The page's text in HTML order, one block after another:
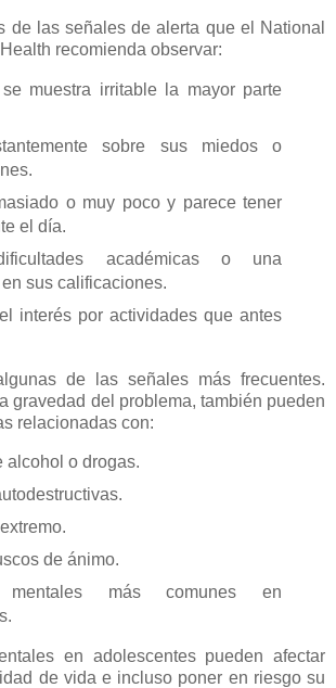
de las señales de alerta que el National
recomienda observar:
muestra irritable la mayor parte
sobre sus miedos o
o muy poco y parece tener
el día.
académicas o una
sus calificaciones.
interés por actividades que antes
de las señales más frecuentes.
gravedad del problema, también pueden
relacionadas con:
alcohol o drogas.
de ánimo.
mentales más comunes en
en adolescentes pueden afectar
de vida e incluso poner en riesgo su